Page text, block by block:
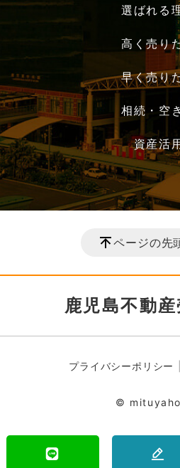
選ばれる
高く売り
早く売り
相続・空
資産活
ページの先
鹿児島不動
プライバシーポリシー
©